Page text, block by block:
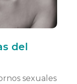
del
sexuales